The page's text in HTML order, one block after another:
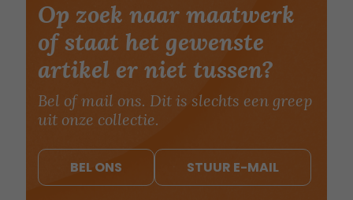
Op zoek naar maatwerk
of staat het gewenste
artikel er niet tussen?
Bel of mail ons. Dit is slechts een greep
uit onze collectie.
BEL ONS STUUR E-MAIL